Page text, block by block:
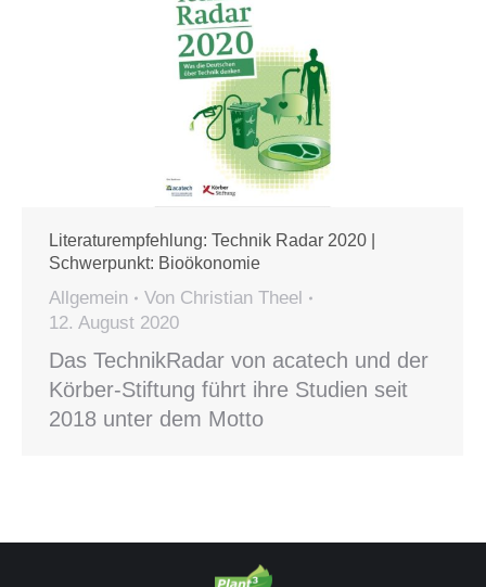
Literaturempfehlung: Technik Radar 2020 |
Schwerpunkt: Bioökonomie
Allgemein Von Christian Theel
12. August 2020
Das TechnikRadar von acatech und der
Körber-Stiftung führt ihre Studien seit
2018 unter dem Motto